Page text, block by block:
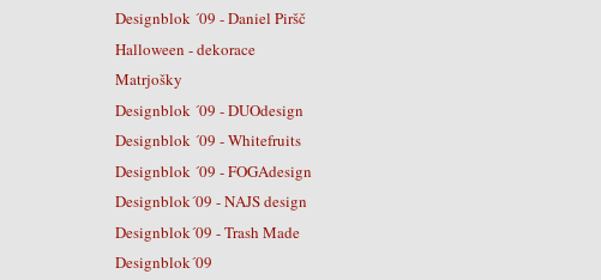
Designblok ´09 - Daniel Piršč
Halloween - dekorace
Matrjošky
Designblok ´09 - DUOdesign
Designblok ´09 - Whitefruits
Designblok ´09 - FOGAdesign
Designblok´09 - NAJS design
Designblok´09 - Trash Made
Designblok´09